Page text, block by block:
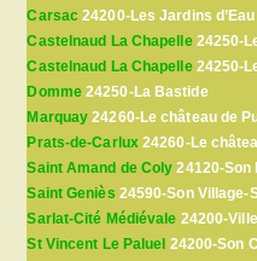
Carsac 24200-Les Jardins d’Eau
Castelnaud La Chapelle24250-
Castelnaud La Chapelle24250-
Domme24250-La Bastide
Marquay 24260-Le château de
Prats-de-Carlux24260-Le
Saint Amand de Coly 24120-Son
Saint Geniès 24590-Son Village-
Sarlat-Cité Médiévale 24200-
St Vincent Le Paluel 24200-Son